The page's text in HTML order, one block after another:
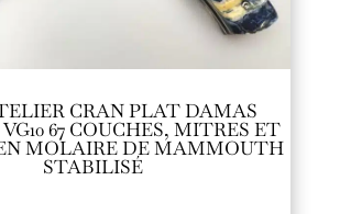
CRAN PLAT DAMAS
67 COUCHES, MITRES ET
MOLAIRE DE MAMMOUTH
STABILISÉ